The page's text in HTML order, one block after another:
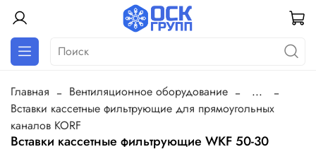
Главная Вентиляционное оборудование
...
Вставки кассетные фильтрующие для прямоугольных
каналов KORF
Вставки кассетные фильтрующие WKF 50-30